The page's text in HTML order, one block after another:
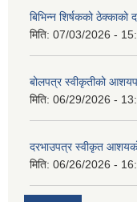
बिभिन्‍न शिर्षकको
मिति: 07/03/2026 -
बोलपत्र स्वीकृतीको
मिति: 06/29/2026 -
दरभाउपत्र स्वीकृत
मिति: 06/26/2026 -